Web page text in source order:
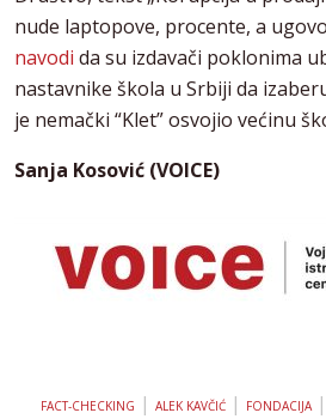
nude laptopove, procente, a
navodi da su izdavači poklonima
nastavnike škola u Srbiji da
je nemački “Klet” osvojio većinu
Sanja Kosović (VOICE)
FACT-CHECKING | ALEK KAVČIĆ | FONDACIJA|